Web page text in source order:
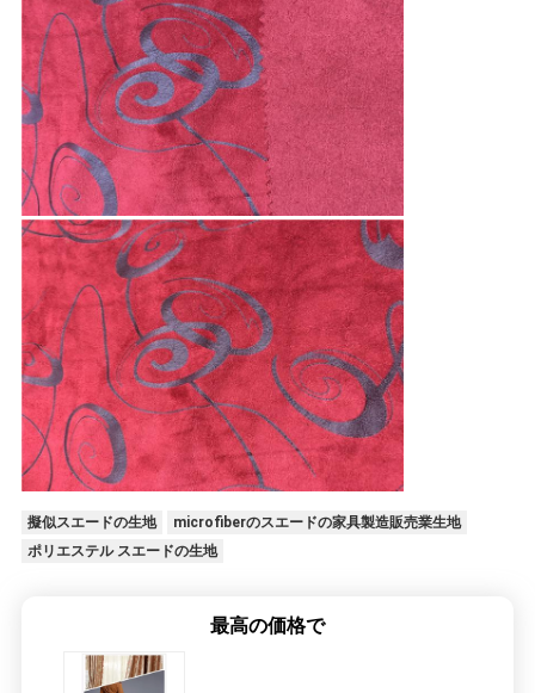
擬似スエードの生地
microfiberのスエードの家具製造販売業生地
ポリエステル スエードの生地
最高の価格で